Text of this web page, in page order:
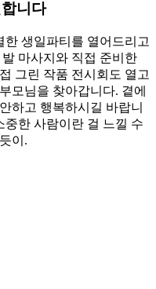
니다
생일파티를 열어드리고
마사지와 직접 준비한
그린 작품 전시회도 열고
모님을 찾아갑니다. 곁에
하고 행복하시길 바랍니
중한 사람이란 걸 느낄 수
이.